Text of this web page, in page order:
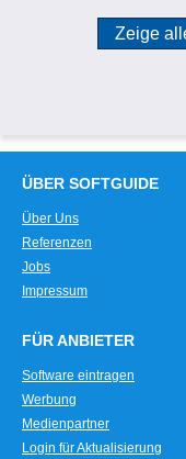
Zeige
ÜBER SOFTGUIDE
Über Uns
Referenzen
Jobs
Impressum
FÜR ANBIETER
Software eintragen
Werbung
Medienpartner
Login für Aktualisierung